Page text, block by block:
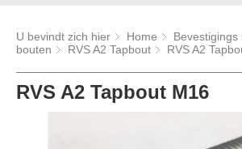
U bevindt zich hier Home Bevestigings
bouten
RVS A2 Tapbout RVS A2
RVS A2 Tapbout M16